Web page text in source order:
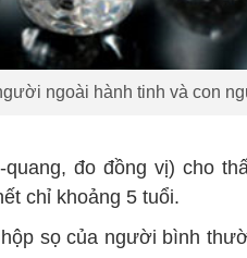
người ngoài hành tinh và con
đo đồng vị) cho
chỉ khoảng 5 tuổi.
sọ của người bình